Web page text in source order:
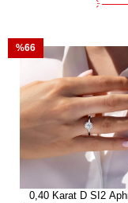
0,40 Karat D SI2
%66